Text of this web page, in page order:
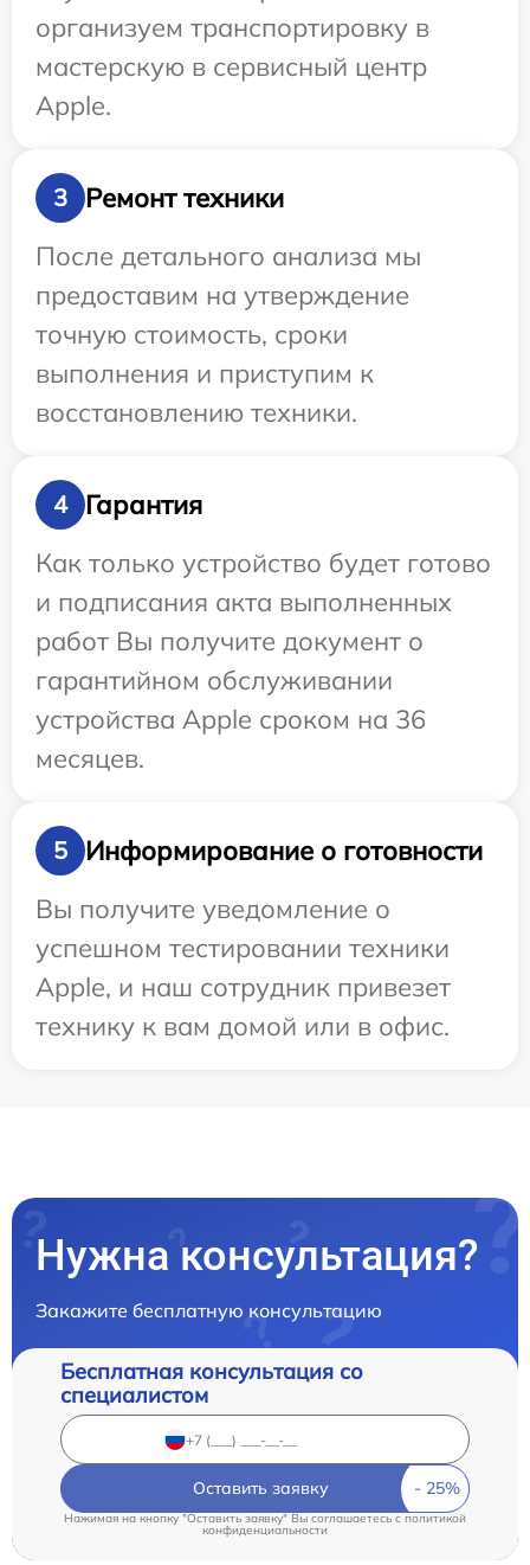
организуем транспортировку в
мастерскую в сервисный центр
Apple.
3
Ремонт техники
После детального анализа мы
предоставим на утверждение
точную стоимость, сроки
выполнения и приступим к
восстановлению техники.
4
Гарантия
Как только устройство будет готово
и подписания акта выполненных
работ Вы получите документ о
гарантийном обслуживании
устройства Apple сроком на 36
месяцев.
5
Информирование о готовности
Вы получите уведомление о
успешном тестировании техники
Apple, и наш сотрудник привезет
технику к вам домой или в офис.
Нужна консультация?
Закажите бесплатную консультацию
Бесплатная консультация со
специалистом
Оставить заявку
Нажимая на кнопку "Оставить заявку" Вы соглашаетесь cполитикой
конфиденциальности